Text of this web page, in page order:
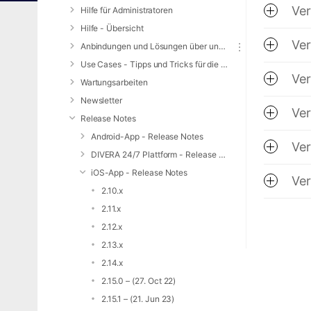
Hilfe für Administratoren
Hilfe - Übersicht
Anbindungen und Lösungen über unsere Web-Schnittstelle (REST-API)
Use Cases - Tipps und Tricks für die Anwendung von DIVERA 24/7
Wartungsarbeiten
Newsletter
Release Notes
Android-App - Release Notes
DIVERA 24/7 Plattform - Release Notes
iOS-App - Release Notes
2.10.x
2.11.x
2.12.x
2.13.x
2.14.x
2.15.0 – (27. Oct 22)
2.15.1 – (21. Jun 23)